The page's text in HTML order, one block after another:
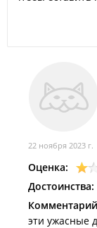
22 ноября 2023 г.
Оценка:
Достоинства:
эти ужасные